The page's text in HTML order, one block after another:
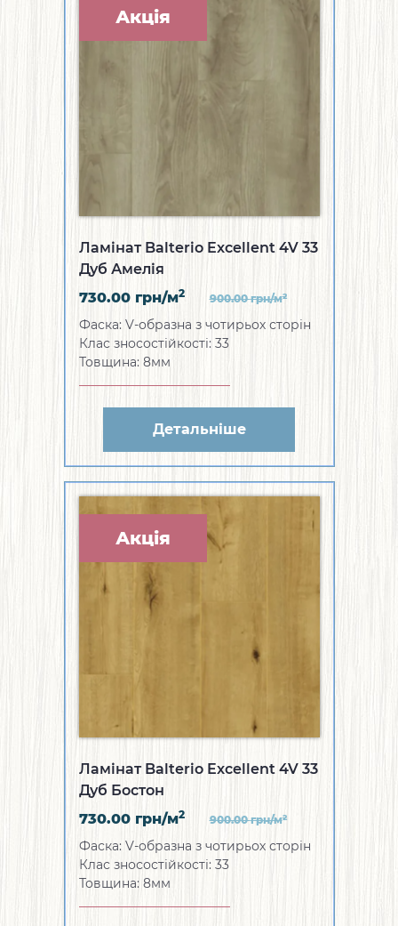
Акція
Ламінат Balterio Excellent 4V 33
Дуб Амелія
730.00 грн/м2 900.00грн/м2
Фаска: V-образна з чотирьох сторін
Клас зносостійкості: 33
Товщина: 8мм
Детальніше
Акція
Ламінат Balterio Excellent 4V 33
Дуб Бостон
730.00 грн/м2 900.00грн/м2
Фаска: V-образна з чотирьох сторін
Клас зносостійкості: 33
Товщина: 8мм